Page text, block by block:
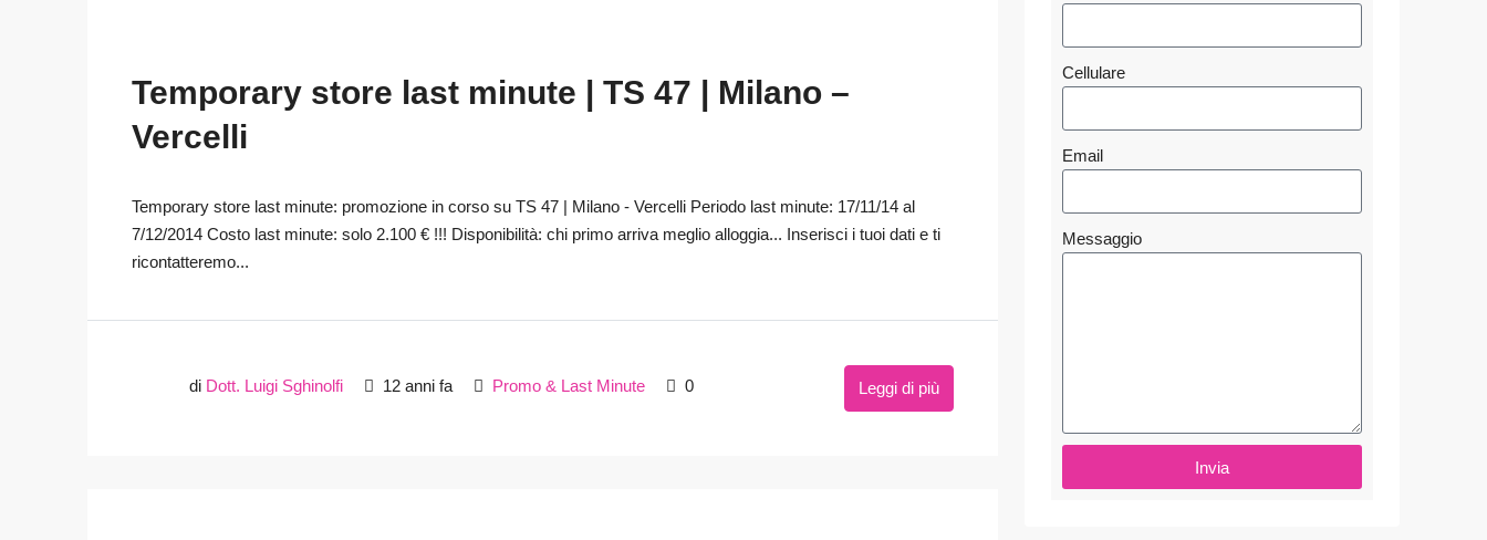
Temporary store last minute | TS 47 | Milano –
Vercelli
Temporary store last minute: promozione in corso su TS 47 | Milano - Vercelli Periodo last minute: 17/11/14 al
7/12/2014 Costo last minute: solo 2.100 € !!! Disponibilità: chi primo arriva meglio alloggia... Inserisci i tuoi dati e ti
ricontatteremo...
di Dott. Luigi Sghinolfi 12 anni fa Promo & Last Minute 0 Leggi di più
Cellulare
Email
Messaggio
Invia